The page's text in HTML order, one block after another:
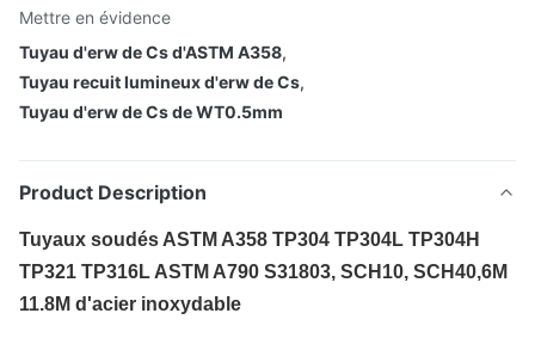
Mettre en évidence
Tuyau d'erw de Cs d'ASTM A358,
Tuyau recuit lumineux d'erw de Cs,
Tuyau d'erw de Cs de WT0.5mm
Product Description
Tuyaux soudés ASTM A358 TP304 TP304L TP304H
TP321 TP316L ASTM A790 S31803, SCH10, SCH40,6M
11.8M d'acier inoxydable